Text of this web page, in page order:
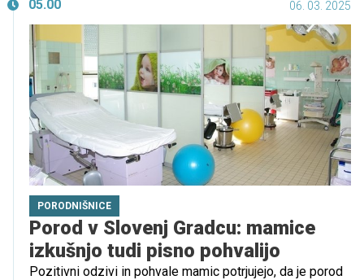
bodo pomagale pri odločitvi.
05.00 06. 03. 2025
PORODNIŠNICE
Porod v Slovenj Gradcu: mamice
izkušnjo tudi pisno pohvalijo
Pozitivni odzivi in pohvale mamic potrjujejo, da je porod